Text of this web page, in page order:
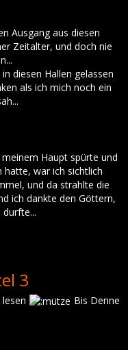
Ausgang aus diesen
Zeitalter, und doch nie
diesen Hallen gelassen
als ich mich noch ein
Haupt spürte und
hatte, war ich sichtlich
und da strahlte die
ich dankte den Göttern,
3
Bis Denne